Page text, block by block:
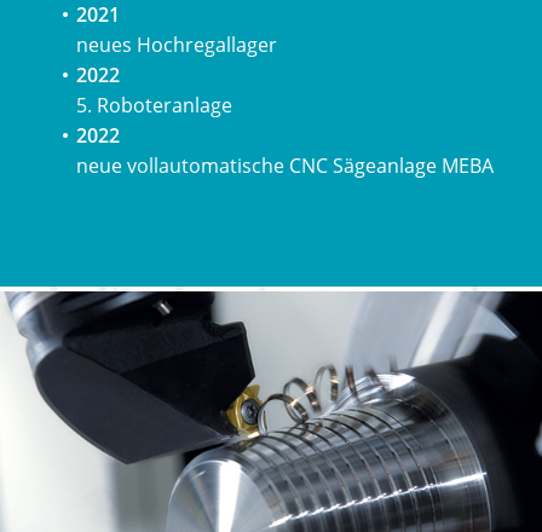
2021
neues Hochregallager
2022
5. Roboteranlage
2022
neue vollautomatische CNC Sägeanlage MEBA